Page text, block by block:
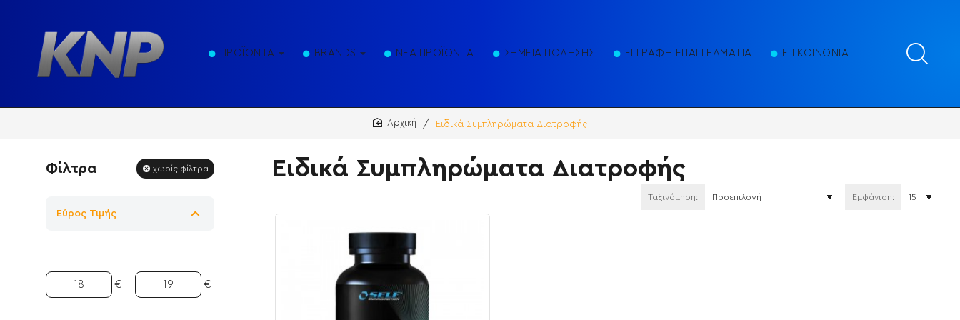
ΠΡΟΪΟΝΤΑ BRANDS ΝΕΑ ΠΡΟΪΟΝΤΑ ΣΗΜΕΙΑ ΠΩΛΗΣΗΣ ΕΓΓΡΑΦΗ ΕΠΑΓΓΕΛΜΑΤΙΑ ΕΠΙΚΟΙΝΩΝΙΑ
Ειδικά Συμπληρώματα Διατροφής
Φίλτρα χωρίς φίλτρα
Εύρος Τιμής
€ €
Ειδικά Συμπληρώματα Διατροφής
Ταξινόμηση: Εμφάνιση: